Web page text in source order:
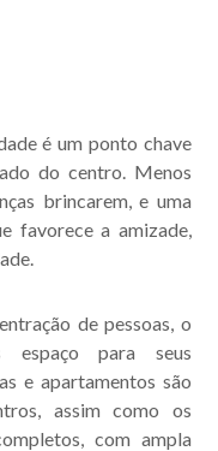
é um ponto chave
do centro. Menos
brincarem, e uma
favorece a amizade,
de pessoas, o
espaço para seus
e apartamentos são
assim como os
com ampla